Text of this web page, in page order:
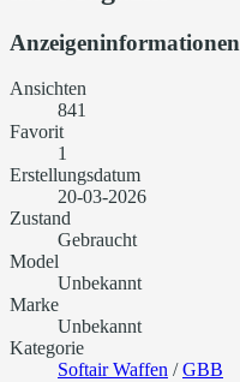
Anzeigeninformationen
Ansichten
841
Favorit
1
Erstellungsdatum
20-03-2026
Zustand
Gebraucht
Model
Unbekannt
Marke
Unbekannt
Kategorie
Softair Waffen /GBB